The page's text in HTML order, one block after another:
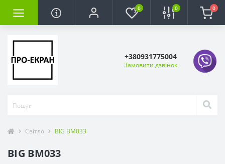
0 0 0
+380931775004
Замовити дзвінок
Світло BIG BM033
BIG BM033